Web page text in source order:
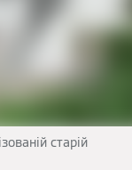
старій